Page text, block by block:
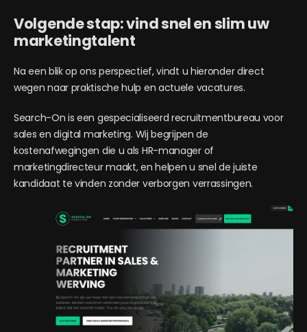
Volgende stap: vind snel en slim uw
marketingtalent
Na een blik op ons perspectief, vindt u hieronder direct
wegen naar praktische hulp en actuele vacatures.
Search-On is een gespecialiseerd recruitmentbureau voor
sales en digital marketing. Wij begrijpen de
kostenafwegingen die u als HR-manager of
marketingdirecteur maakt, en helpen u snel de juiste
kandidaat te vinden zonder verborgen verrassingen.